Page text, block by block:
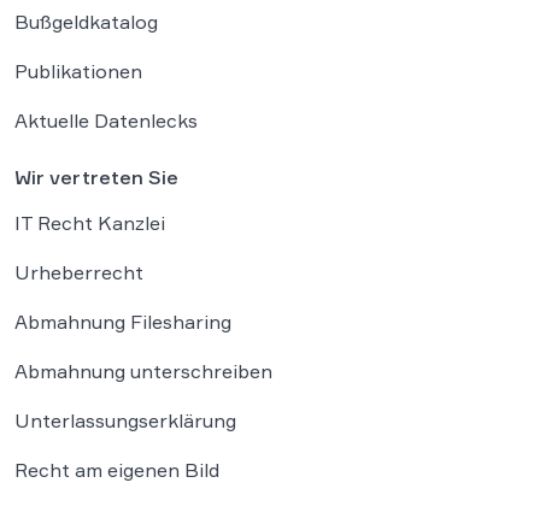
Bußgeldkatalog
Publikationen
Aktuelle Datenlecks
Wir vertreten Sie
IT Recht Kanzlei
Urheberrecht
Abmahnung Filesharing
Abmahnung unterschreiben
Unterlassungserklärung
Recht am eigenen Bild